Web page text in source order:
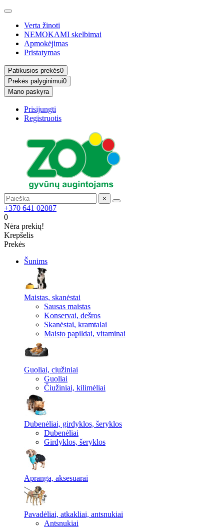
Verta žinoti
NEMOKAMI skelbimai
Apmokėjimas
Pristatymas
Patikusios prekės0
Prekės palyginimui0
Mano paskyra
Prisijungti
Registruotis
×
+370 641 02087
0
Nėra prekių!
Krepšelis
Prekės
Šunims
Maistas, skanėstai
Sausas maistas
Konservai, dešros
Skanėstai, kramtalai
Maisto papildai, vitaminai
Guoliai, ciužiniai
Guoliai
Čiužiniai, kilimėliai
Dubenėliai, girdyklos, šeryklos
Dubenėliai
Girdyklos, šeryklos
Apranga, aksesuarai
Pavadėliai, atkakliai, antsnukiai
Antsnukiai